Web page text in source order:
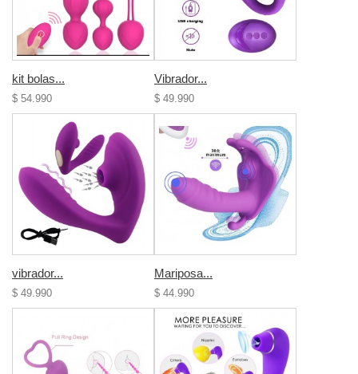
kit bolas...
$ 54.990
Vibrador...
$ 49.990
vibrador...
$ 49.990
Mariposa...
$ 44.990